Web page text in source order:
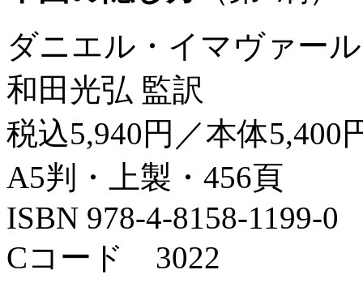
ダニエル・イマヴァー
和田光弘 監訳
税込5,940円／本体5,400
A5判・上製・456頁
ISBN 978-4-8158-1199-0
Cコード 3022